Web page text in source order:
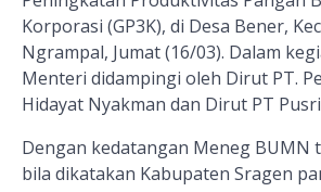
Korporasi (GP3K), di Desa Bener,
Ngrampal, Jumat (16/03). Dalam
Menteri didampingi oleh Dirut PT.
Hidayat Nyakman dan Dirut PT
Dengan kedatangan Meneg BUMN
bila dikatakan Kabupaten Sragen